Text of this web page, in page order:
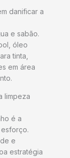
danificar a
e sabão.
óleo
tinta,
em área
limpeza
é a
e
estratégia